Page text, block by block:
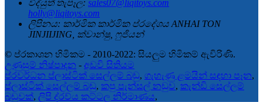
විද්යුත් තැපෑල: sales07@liqitoys.com
holly@liqitoys.com
ලිපිනය: කාර්මික කාර්මික ප්රදේශය ANHAI TON
JINJIIJING, ක්වාන්ෂු, ෆුජියන්
© ප්රකාශන හිමිකම - 2010-2022: සියලුම හිමිකම් ඇවිරිණි.
උණුසුම් නිෂ්පාදන - අඩවි සිතියම
ප්රවර්ධන ප්ලාස්ටික් සෙල්ලම් බඩු, ගැහැණු ළමයින් සඳහා පෑන,
ප්ලාස්ටික් සෙල්ලම් බඩු, කපු පැන්සල් නඩුව, කැන්ඩි සෙල්ලම්
බඩුවක්, ලිපි ද්රව්ය කට්ටල නිර්මාණය,